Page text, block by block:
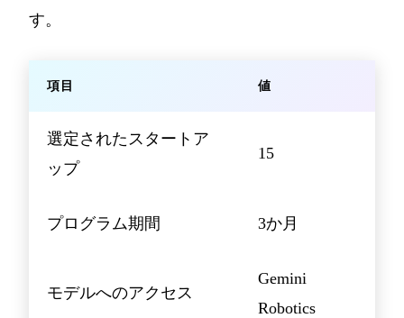
す。
項目 値
選定されたスタートア
ップ
15
プログラム期間 3か月
モデルへのアクセス
Gemini
Robotics